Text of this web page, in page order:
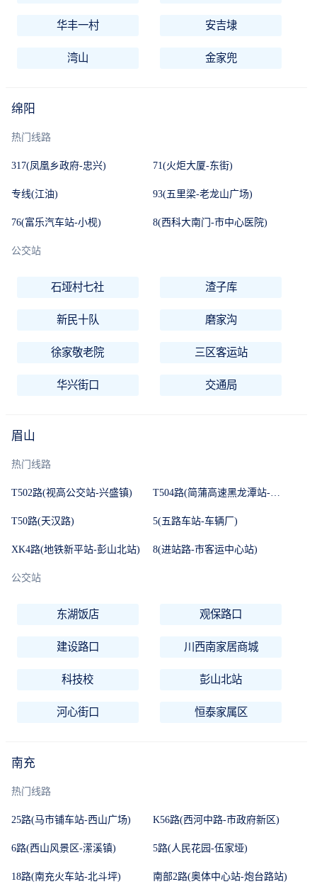
华丰一村 安吉埭
湾山 金家兜
绵阳
热门线路
317(凤凰乡政府-忠兴) 71(火炬大厦-东街)
专线(江油) 93(五里梁-老龙山广场)
76(富乐汽车站-小枧) 8(西科大南门-市中心医院)
公交站
石垭村七社 渣子库
新民十队 磨家沟
徐家敬老院 三区客运站
华兴街口 交通局
眉山
热门线路
T502路(视高公交站-兴盛镇) T504路(简蒲高速黑龙潭站-视高公交站)
T50路(天汉路) 5(五路车站-车辆厂)
XK4路(地铁新平站-彭山北站) 8(进站路-市客运中心站)
公交站
东湖饭店 观保路口
建设路口 川西南家居商城
科技校 彭山北站
河心街口 恒泰家属区
南充
热门线路
25路(马市铺车站-西山广场) K56路(西河中路-市政府新区)
6路(西山风景区-潆溪镇) 5路(人民花园-伍家垭)
18路(南充火车站-北斗坪) 南部2路(奥体中心站-炮台路站)